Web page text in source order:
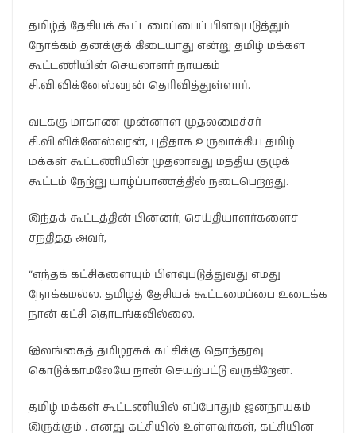
தமிழ்த் தேசியக் கூட்டமைப்பைப் பிளவுபடுத்தும்
நோக்கம் தனக்குக் கிடையாது என்று தமிழ் மக்கள்
கூட்டணியின் செயலாளர் நாயகம்
சி.வி.விக்னேஸ்வரன் தெரிவித்துள்ளார்.
வடக்கு மாகாண முன்னாள் முதலமைச்சர்
சி.வி.விக்னேஸ்வரன், புதிதாக உருவாக்கிய தமிழ்
மக்கள் கூட்டணியின் முதலாவது மத்திய குழுக்
கூட்டம் நேற்று யாழ்ப்பாணத்தில் நடைபெற்றது.
இந்தக் கூட்டத்தின் பின்னர், செய்தியாளர்களைச்
சந்தித்த அவர்,
“எந்தக் கட்சிகளையும் பிளவுபடுத்துவது எமது
நோக்கமல்ல. தமிழ்த் தேசியக் கூட்டமைப்பை உடைக்க
நான் கட்சி தொடங்கவில்லை.
இலங்கைத் தமிழரசுக் கட்சிக்கு தொந்தரவு
கொடுக்காமலேயே நான் செயற்பட்டு வருகிறேன்.
தமிழ் மக்கள் கூட்டணியில் எப்போதும் ஜனநாயகம்
இருக்கும் . எனது கட்சியில் உள்ளவர்கள், கட்சியின்